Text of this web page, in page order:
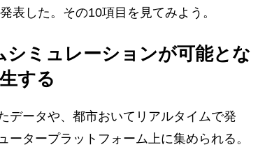
表した。その10項目を見てみよう。
シミュレーションが可能とな
する
ータや、都市おいてリアルタイムで発
タープラットフォーム上に集められる。